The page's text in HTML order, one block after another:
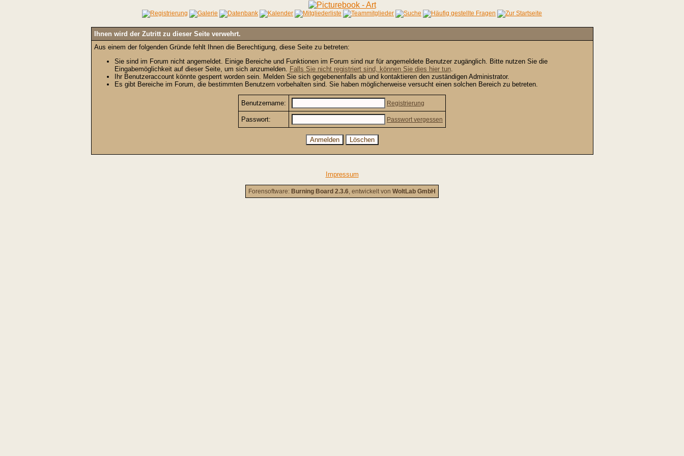
Ihnen wird der Zutritt zu dieser Seite verwehrt.
Aus einem der folgenden Gründe fehlt Ihnen die Berechtigung, diese Seite zu betreten:
Sie sind im Forum nicht angemeldet. Einige Bereiche und Funktionen im Forum sind nur für angemeldete Benutzer zugänglich. Bitte nutzen Sie die
Eingabemöglichkeit auf dieser Seite, um sich anzumelden. Falls Sie nicht registriert sind, können Sie dies hier tun.
Ihr Benutzeraccount könnte gesperrt worden sein. Melden Sie sich gegebenenfalls ab und kontaktieren den zuständigen Administrator.
Es gibt Bereiche im Forum, die bestimmten Benutzern vorbehalten sind. Sie haben möglicherweise versucht einen solchen Bereich zu betreten.
Benutzername: Registrierung
Passwort: Passwort vergessen
Impressum
Forensoftware: Burning Board 2.3.6, entwickelt von WoltLab GmbH